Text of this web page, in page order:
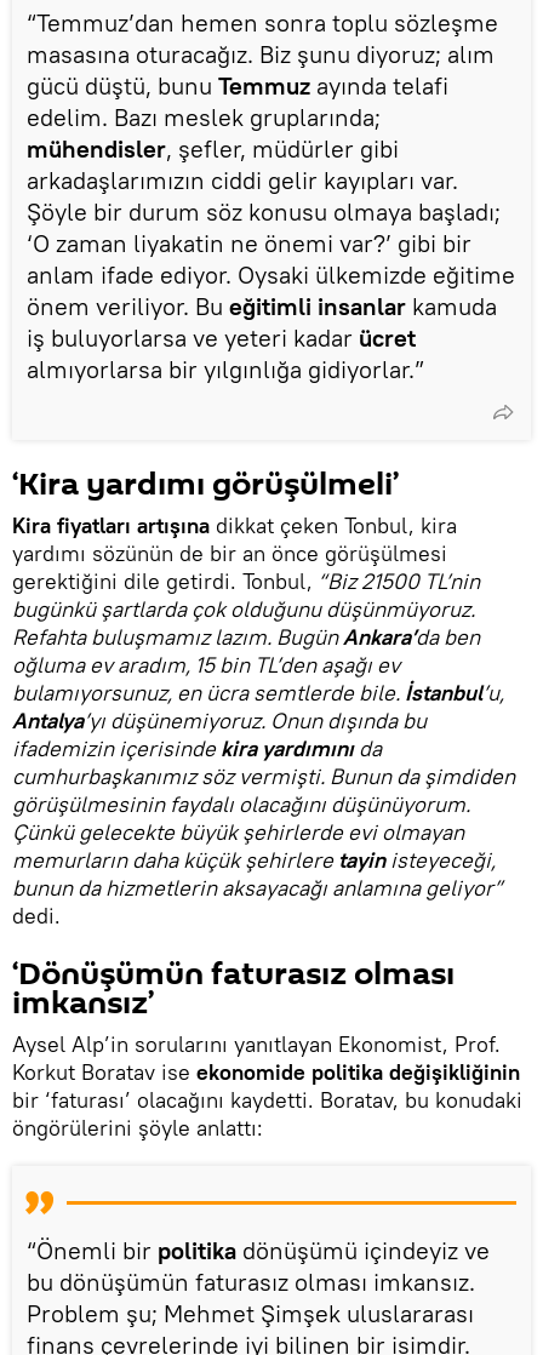
“Temmuz’dan hemen sonra toplu sözleşme
masasına oturacağız. Biz şunu diyoruz; alım
gücü düştü, bunu Temmuz ayında telafi
edelim. Bazı meslek gruplarında;
mühendisler, şefler, müdürler gibi
arkadaşlarımızın ciddi gelir kayıpları var.
Şöyle bir durum söz konusu olmaya başladı;
‘O zaman liyakatin ne önemi var?’ gibi bir
anlam ifade ediyor. Oysaki ülkemizde eğitime
önem veriliyor. Bu eğitimli insanlar kamuda
iş buluyorlarsa ve yeteri kadar ücret
almıyorlarsa bir yılgınlığa gidiyorlar.”
‘Kira yardımı görüşülmeli’
Kira fiyatları artışına dikkat çeken Tonbul, kira
yardımı sözünün de bir an önce görüşülmesi
gerektiğini dile getirdi. Tonbul, “Biz 21500 TL’nin
bugünkü şartlarda çok olduğunu düşünmüyoruz.
Refahta buluşmamız lazım. BugünAnkara’da ben
oğluma ev aradım, 15 bin TL’den aşağı ev
bulamıyorsunuz, en ücra semtlerde bile. İstanbul’u,
Antalya’yı düşünemiyoruz. Onun dışında bu
ifademizin içerisindekira yardımınıda
cumhurbaşkanımız söz vermişti. Bunun da şimdiden
görüşülmesinin faydalı olacağını düşünüyorum.
Çünkü gelecekte büyük şehirlerde evi olmayan
memurların daha küçük şehirlere tayinisteyeceği,
bunun da hizmetlerin aksayacağı anlamına geliyor”
dedi.
‘Dönüşümün faturasız olması
imkansız’
Aysel Alp’in sorularını yanıtlayan Ekonomist, Prof.
Korkut Boratav ise ekonomide politika değişikliğinin
bir ‘faturası’ olacağını kaydetti. Boratav, bu konudaki
öngörülerini şöyle anlattı:
“Önemli bir politika dönüşümü içindeyiz ve
bu dönüşümün faturasız olması imkansız.
Problem şu; Mehmet Şimşek uluslararası
finans çevrelerinde iyi bilinen bir isimdir.